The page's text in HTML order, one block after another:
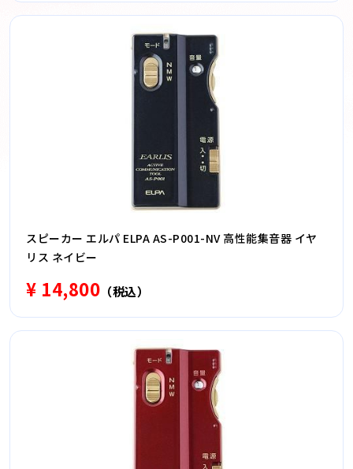
スピーカー エルパ ELPA AS-P001-NV 高性能集音器 イヤ
リス ネイビー
¥ 14,800 （税込）